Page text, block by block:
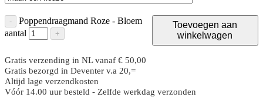
-
Poppendraagmand Roze - Bloem
aantal
+
Toevoegen aan
winkelwagen
Gratis verzending in NL vanaf € 50,00
Gratis bezorgd in Deventer v.a 20,=
Altijd lage verzendkosten
Vóór 14.00 uur besteld - Zelfde werkdag verzonden